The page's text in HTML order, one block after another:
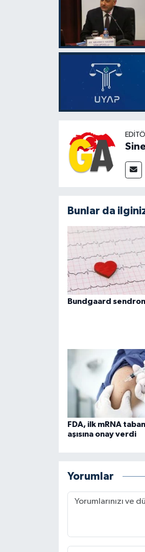
Bunlar da
Bundgaard
FDA, ilk mRNA
aşısına onay verdi
Yorumlar